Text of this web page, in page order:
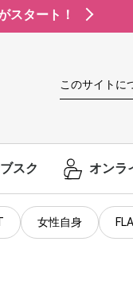
スタート！
このサイトに
スク オンラ
女性自身